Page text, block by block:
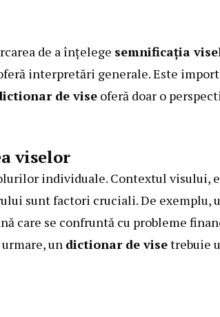
de a înțelege semnificația
interpretări generale. Este
de vise oferă doar o
viselor
individuale. Contextul visului,
sunt factori cruciali. De exemplu,
care se confruntă cu probleme
un dictionar de visetrebuie